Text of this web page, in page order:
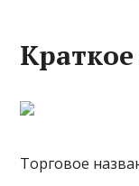
Торговое